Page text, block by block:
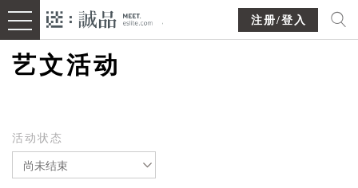
注册/登入
艺文活动
活动状态
尚未结束